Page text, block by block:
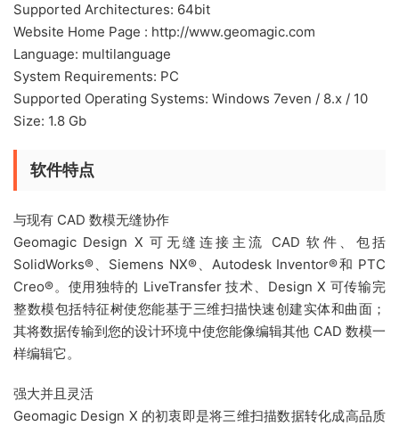
Supported Architectures: 64bit
Website Home Page : http://www.geomagic.com
Language: multilanguage
System Requirements: PC
Supported Operating Systems: Windows 7even / 8.x / 10
Size: 1.8 Gb
软件特点
与现有 CAD 数模无缝协作
Geomagic Design X 可无缝连接主流 CAD 软件、包括
SolidWorks®、Siemens NX®、Autodesk Inventor®和 PTC
Creo®。使用独特的 LiveTransfer 技术、Design X 可传输完
整数模包括特征树使您能基于三维扫描快速创建实体和曲面；
其将数据传输到您的设计环境中使您能像编辑其他 CAD 数模一
样编辑它。
强大并且灵活
Geomagic Design X 的初衷即是将三维扫描数据转化成高品质